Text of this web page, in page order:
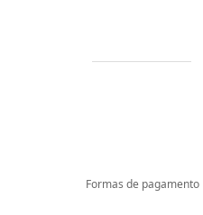
Formas de pagamento